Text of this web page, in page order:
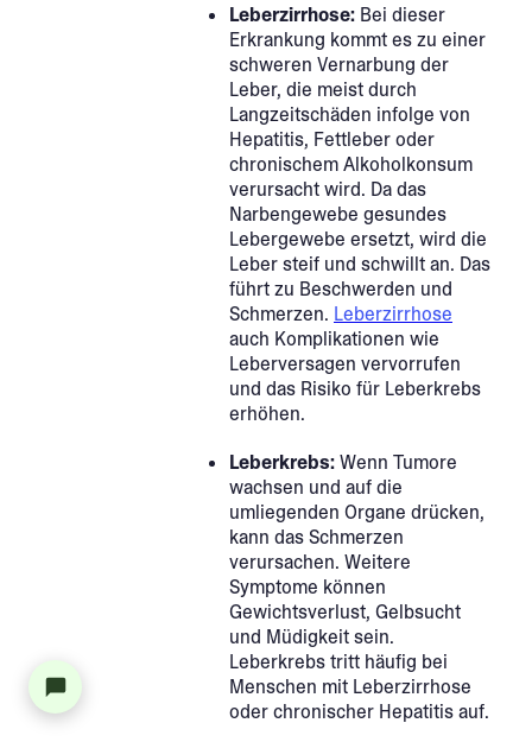
Leberzirrhose: Bei dieser
Erkrankung kommt es zu einer
schweren Vernarbung der
Leber, die meist durch
Langzeitschäden infolge von
Hepatitis, Fettleber oder
chronischem Alkoholkonsum
verursacht wird. Da das
Narbengewebe gesundes
Lebergewebe ersetzt, wird die
Leber steif und schwillt an. Das
führt zu Beschwerden und
Schmerzen. Leberzirrhose
auch Komplikationen wie
Leberversagen vervorrufen
und das Risiko für Leberkrebs
erhöhen.
Leberkrebs:Wenn Tumore
wachsen und auf die
umliegenden Organe drücken,
kann das Schmerzen
verursachen. Weitere
Symptome können
Gewichtsverlust, Gelbsucht
und Müdigkeit sein.
Leberkrebs tritt häufig bei
Menschen mit Leberzirrhose
oder chronischer Hepatitis auf.